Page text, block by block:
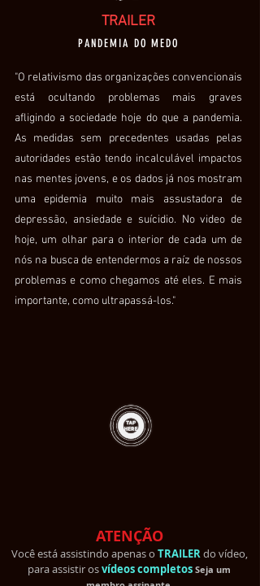
TRAILER
PANDEMIA DO MEDO
"O relativismo das organizações convencionais
está ocultando problemas mais graves
afligindo a sociedade hoje do que a pandemia.
As medidas sem precedentes usadas pelas
autoridades estão tendo incalculável impactos
nas mentes jovens, e os dados já nos mostram
uma epidemia muito mais assustadora de
depressão, ansiedade e suícidio. No video de
hoje, um olhar para o interior de cada um de
nós na busca de entendermos a raíz de nossos
problemas e como chegamos até eles. E mais
importante, como ultrapassá-los."
ATENÇÃO
Você está assistindo apenas o TRAILERdo vídeo,
para assistir osvídeos completos Seja um